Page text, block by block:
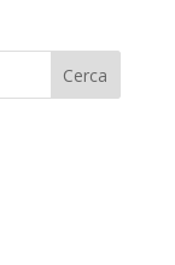
Cerca